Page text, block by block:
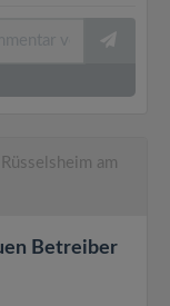
am
Betreiber